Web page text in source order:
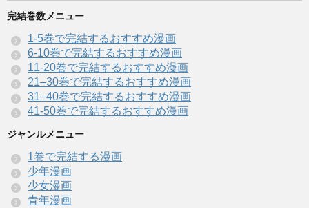
完結巻数メニュー
1-5巻で完結するおすすめ漫画
6-10巻で完結するおすすめ漫画
11-20巻で完結するおすすめ漫画
21–30巻で完結するおすすめ漫画
31–40巻で完結するおすすめ漫画
41-50巻で完結するおすすめ漫画
ジャンルメニュー
1巻で完結する漫画
少年漫画
少女漫画
青年漫画